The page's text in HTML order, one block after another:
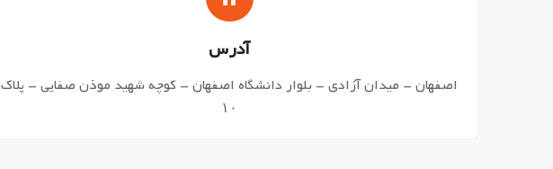
آدرس
اصفهان – میدان آزادی – بلوار دانشگاه اصفهان – کوچه شهید موذن صفایی – پلاک
۱۰